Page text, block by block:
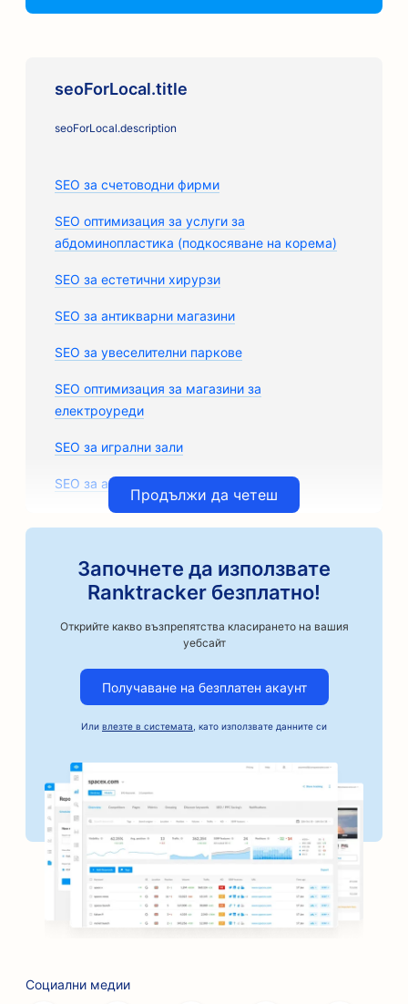
seoForLocal.title
seoForLocal.description
SEO за счетоводни фирми
SEO оптимизация за услуги за
абдоминопластика (подкосяване на корема)
SEO за естетични хирурзи
SEO за антикварни магазини
SEO за увеселителни паркове
SEO оптимизация за магазини за
електроуреди
SEO за игрални зали
SEO за архитектурни фирми
SEO за класове по изкуства
SEO за автосервизи
SEO оптимизация за занаятчийски пекарни за
SEO оптимизация за услуги за поръчители
SEO за автомобилни фирми
SEO за пекарни
SEO за фризьорски салони
SEO за банки
SEO за книжарници
SEO за кафенета за настолни игри
Продължи да четеш
Започнете да използвате
Ranktracker безплатно!
Открийте какво възпрепятства класирането на вашия
уебсайт
Получаване на безплатен акаунт
Или влезте в системата , като използвате данните си
Социални медии